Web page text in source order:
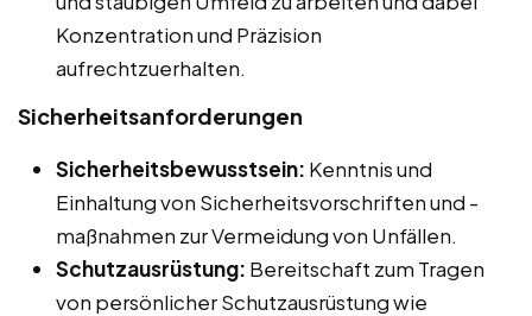
Konzentration und Präzision
aufrechtzuerhalten.
Sicherheitsanforderungen
Sicherheitsbewusstsein: Kenntnis und
Einhaltung von Sicherheitsvorschriften und -
maßnahmen zur Vermeidung von Unfällen.
Schutzausrüstung: Bereitschaft zum Tragen
von persönlicher Schutzausrüstung wie